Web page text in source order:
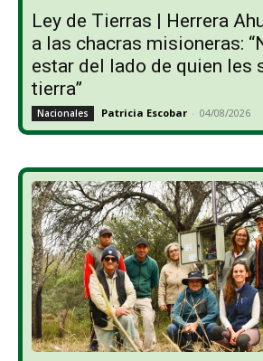
Ley de Tierras | Herrera
a las chacras misioneras:
estar del lado de quien les
tierra”
Nacionales Patricia Escobar - 04/08/2026